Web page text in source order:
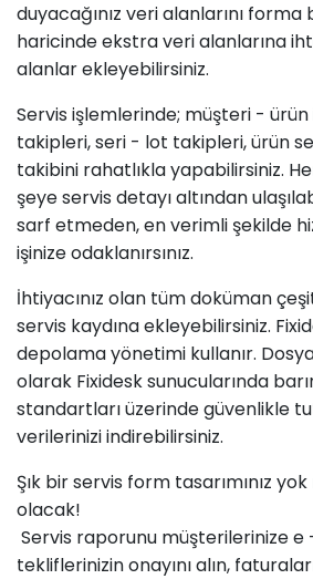
duyacağınız veri alanlarını forma
haricinde ekstra veri alanlarına
alanlar ekleyebilirsiniz.
Servis işlemlerinde; müşteri -
takipleri, seri - lot takipleri, ürün
takibini rahatlıkla yapabilirsiniz.
şeye servis detayı altından
sarf etmeden, en verimli şekilde
işinize odaklanırsınız.
İhtiyacınız olan tüm doküman
servis kaydına ekleyebilirsiniz.
depolama yönetimi kullanır.
olarak Fixidesk sunucularında
standartları üzerinde güvenlikle
verilerinizi indirebilirsiniz.
Şık bir servis form tasarımınız
olacak!
Servis raporunu müşterilerinize
tekliflerinizin onayını alın,